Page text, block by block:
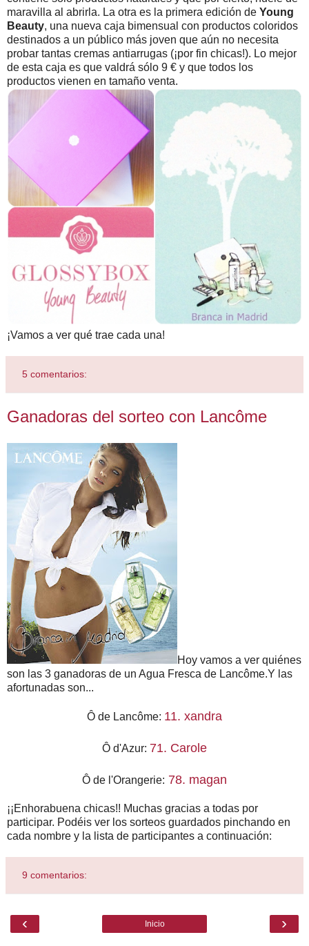
maravilla al abrirla. La otra es la primera edición de Young
Beauty, una nueva caja bimensual con productos coloridos
destinados a un público más joven que aún no necesita
probar tantas cremas antiarrugas (¡por fin chicas!). Lo mejor
de esta caja es que valdrá sólo 9 € y que todos los
productos vienen en tamaño venta.
¡Vamos a ver qué trae cada una!
5 comentarios:
Ganadoras del sorteo con Lancôme
Hoy vamos a ver quiénes
son las 3 ganadoras de un Agua Fresca de Lancôme.Y las
afortunadas son...
Ô de Lancôme: 11. xandra
Ô d'Azur: 71. Carole
Ô de l'Orangerie: 78. magan
¡¡Enhorabuena chicas!! Muchas gracias a todas por
participar. Podéis ver los sorteos guardados pinchando en
cada nombre y la lista de participantes a continuación:
9 comentarios:
‹ ›
Inicio